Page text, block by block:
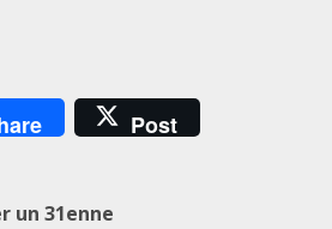
Post
un 31enne